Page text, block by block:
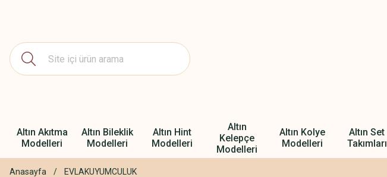
Altın Akıtma
Modelleri
Altın Bileklik
Modelleri
Altın Hint
Modelleri
Altın
Kelepçe
Modelleri
Altın Kolye
Modelleri
Altın Set
Takımları
Anasayfa EVLAKUYUMCULUK